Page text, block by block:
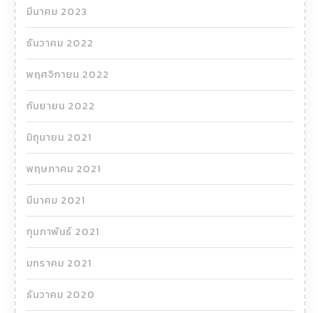
มีนาคม 2023
ธันวาคม 2022
พฤศจิกายน 2022
กันยายน 2022
มิถุนายน 2021
พฤษภาคม 2021
มีนาคม 2021
กุมภาพันธ์ 2021
มกราคม 2021
ธันวาคม 2020